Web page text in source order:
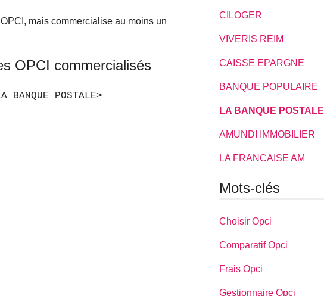
mais commercialise au moins un
OPCI commercialisés
POSTALE>
CILOGER
VIVERIS REIM
CAISSE EPARGNE
BANQUE POPULAIRE
LA BANQUE POSTALE
AMUNDI IMMOBILIER
LA FRANCAISE AM
Mots-clés
Choisir Opci
Comparatif Opci
Frais Opci
Gestionnaire Opci